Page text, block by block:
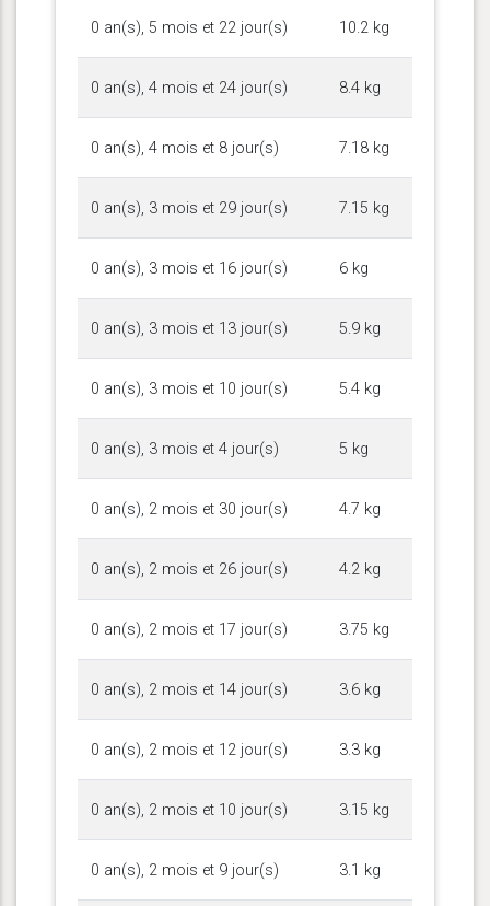
0 an(s), 5 mois et 22 jour(s) 10.2 kg
0 an(s), 4 mois et 24 jour(s) 8.4 kg
0 an(s), 4 mois et 8 jour(s) 7.18 kg
0 an(s), 3 mois et 29 jour(s) 7.15 kg
0 an(s), 3 mois et 16 jour(s) 6 kg
0 an(s), 3 mois et 13 jour(s) 5.9 kg
0 an(s), 3 mois et 10 jour(s) 5.4 kg
0 an(s), 3 mois et 4 jour(s) 5 kg
0 an(s), 2 mois et 30 jour(s) 4.7 kg
0 an(s), 2 mois et 26 jour(s) 4.2 kg
0 an(s), 2 mois et 17 jour(s) 3.75 kg
0 an(s), 2 mois et 14 jour(s) 3.6 kg
0 an(s), 2 mois et 12 jour(s) 3.3 kg
0 an(s), 2 mois et 10 jour(s) 3.15 kg
0 an(s), 2 mois et 9 jour(s) 3.1 kg